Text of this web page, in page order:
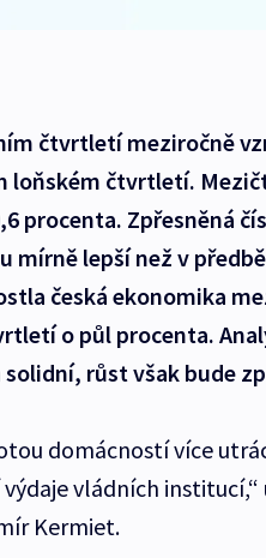
čtvrtletí meziročně
loňském čtvrtletí.
procenta. Zpřesněná
mírně lepší než v
česká ekonomika
o půl procenta.
růst však bude
domácností více
vládních
Kermiet.